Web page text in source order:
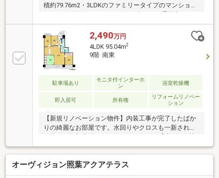
積約79.76m2・3LDKのファミリータイプのマンション
ためお洗濯も良く乾きます！〇「香椎浜小学校」「城
香中学校」まで徒歩10分圏内の為、毎日の通学も安心
です！〇周辺環境充実！徒歩圏内にコンビニ、飲食
店、病院等施設が充実しており、車が無くても生活で
きます！〇「イオンモール香椎浜」徒歩約9分！日々
のお買い物に便利です！〇周辺に複数の公園がある
為、休日にはご家族との団欒を過ごせます！〇住宅ロ
ーンやリノベーションのご相談も承っております！理
想のおうち探しのお手伝い何でもいたします！
2,490万円
4LDK 95.04m2
9階 南東
駐車場あり
モニタ付インターホ
ン
浴室乾燥機
即入居可 所有権
リフォームリノベー
ション
【新規リノベーション物件】内装工事が完了したばか
りの綺麗なお部屋です。水回りやクロスも一新され、
のLDK＆南東向き】約95㎡ の専有面積を活かしたゆと
りある4LDK。南東向き のバルコニーからは明るい日
差しが差し込みます。【子育て・買い物に便利な立
地】小・中学校まで徒歩7分圏内 でお子様の通学も安
オーヴィジョン照葉アクアテラス